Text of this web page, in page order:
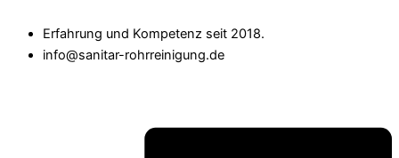
Erfahrung und Kompetenz seit 2018.
info@sanitar-rohrreinigung.de